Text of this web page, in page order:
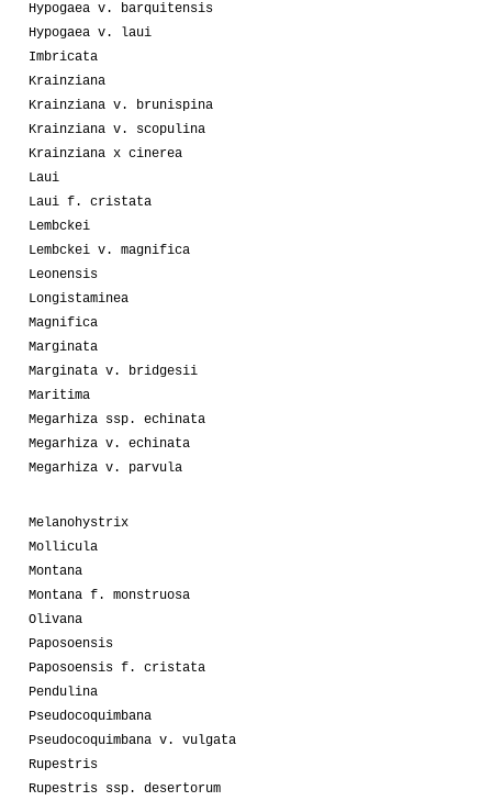
Hypogaea v. barquitensis
Hypogaea v. laui
Imbricata
Krainziana
Krainziana v. brunispina
Krainziana v. scopulina
Krainziana x cinerea
Laui
Laui f. cristata
Lembckei
Lembckei v. magnifica
Leonensis
Longistaminea
Magnifica
Marginata
Marginata v. bridgesii
Maritima
Megarhiza ssp. echinata
Megarhiza v. echinata
Megarhiza v. parvula
Melanohystrix
Mollicula
Montana
Montana f. monstruosa
Olivana
Paposoensis
Paposoensis f. cristata
Pendulina
Pseudocoquimbana
Pseudocoquimbana v. vulgata
Rupestris
Rupestris ssp. desertorum